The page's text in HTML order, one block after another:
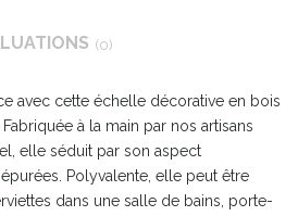
(0)
avec cette échelle décorative en bois
à la main par nos artisans
elle séduit par son aspect
Polyvalente, elle peut être
dans une salle de bains, porte-